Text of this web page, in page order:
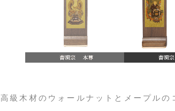
高級木材のウォールナットとメープルの